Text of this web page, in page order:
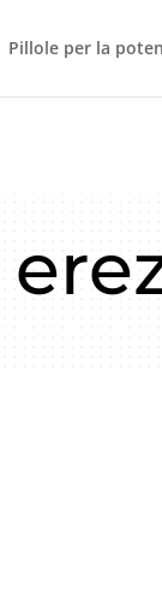
Pillole per la